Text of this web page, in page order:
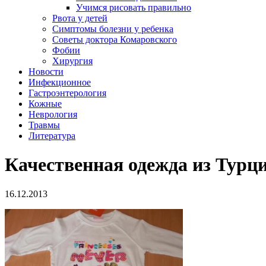
Учимся рисовать правильно
Рвота у детей
Симптомы болезни у ребенка
Советы доктора Комаровского
Фобии
Хирургия
Новости
Инфекционное
Гастроэнтерология
Кожные
Неврология
Травмы
Литература
Качественная одежда из
16.12.2013